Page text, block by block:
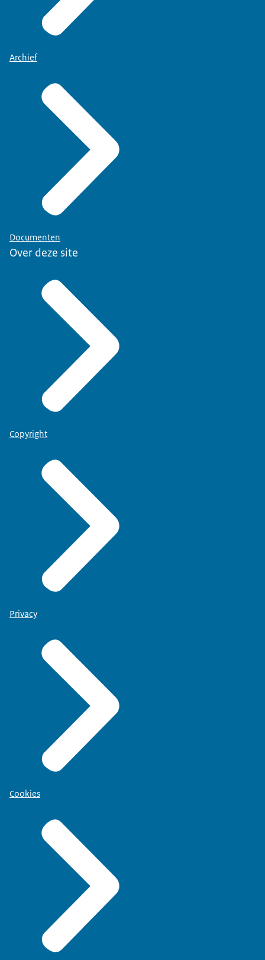
Archief
Documenten
Over deze site
Copyright
Privacy
Cookies